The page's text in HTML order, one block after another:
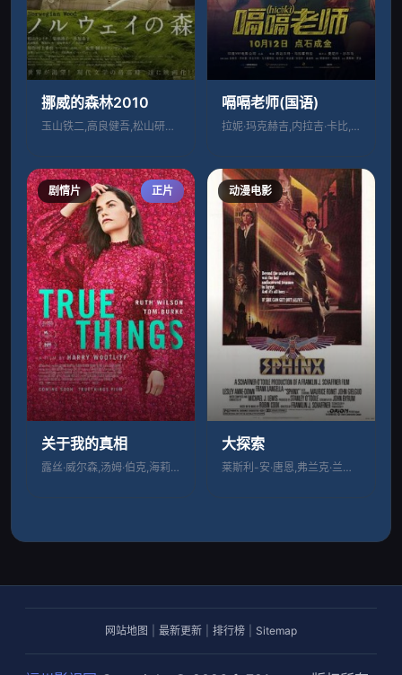
挪威的森林2010
玉山铁二,高良健吾,松山研一,菊地凛子,
嗝嗝老师(国语)
拉妮·玛克赫吉,内拉吉·卡比,萨钦,苏普
剧情片 正片
关于我的真相
露丝·威尔森,汤姆·伯克,海莉·斯奎尔斯
动漫电影
大探索
莱斯利-安·唐恩,弗兰克·兰格拉
网站地图 最新更新 排行榜 Sitemap